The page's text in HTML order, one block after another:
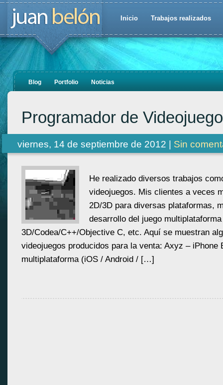
Inicio Trabajos realizados
Blog Portfolio Noticias
Programador de
viernes, 14 de septiembre de 2012 | Sin
He realizado diversos trabajos
videojuegos. Mis clientes a veces
2D/3D para diversas plataformas,
desarrollo del juego
3D/Codea/C++/Objective C, etc. Aquí se muestran
videojuegos producidos para la venta: Axyz – iPhone
multiplataforma (iOS / Android / […]